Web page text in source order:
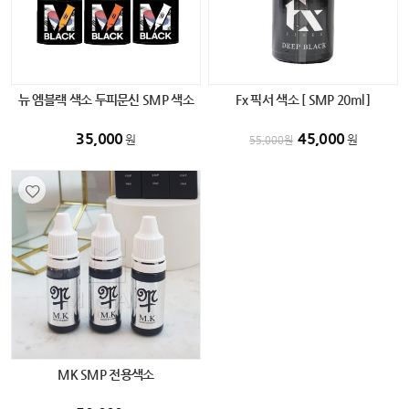
뉴 엠블랙 색소 두피문신 SMP 색소
35,000원
Fx 픽서 색소 [ SMP 20ml ]
55,000원 45,000원
MK SMP 전용색소